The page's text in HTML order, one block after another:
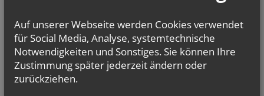
Evangelium
Mt 16, 24-28
Um welchen Preis kann ein Mensch sein Leben zurückkaufen?
Auf unserer Webseite werden Cookies verwendet
für Social Media, Analyse, systemtechnische
Notwendigkeiten und Sonstiges. Sie können Ihre
Zustimmung später jederzeit ändern oder
zurückziehen.